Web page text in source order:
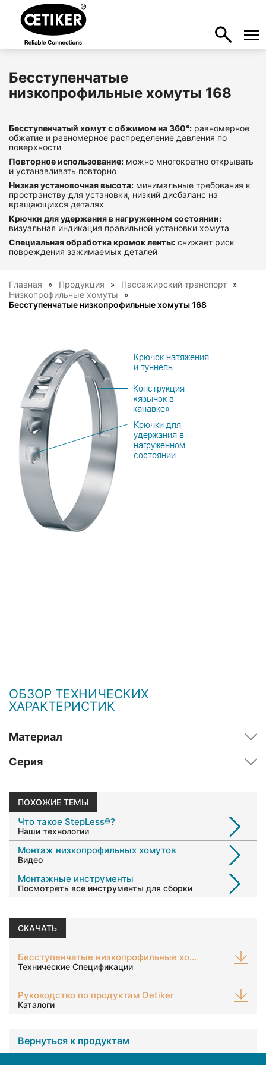
Бесступенчатые
низкопрофильные хомуты 168
Бесступенчатый хомут с обжимом на 360°: равномерное
обжатие и равномерное распределение давления по
поверхности
Повторное использование: можно многократно открывать
и устанавливать повторно
Низкая установочная высота: минимальные требования к
пространству для установки, низкий дисбаланс на
вращающихся деталях
Крючки для удержания в нагруженном состоянии:
визуальная индикация правильной установки хомута
Специальная обработка кромок ленты: снижает риск
повреждения зажимаемых деталей
Главная Продукция
Пассажирский транспорт
Низкопрофильные хомуты
Бесступенчатые низкопрофильные хомуты 168
ОБЗОР ТЕХНИЧЕСКИХ
ХАРАКТЕРИСТИК
Материал
Серия
ПОХОЖИЕ ТЕМЫ
Что такое StepLess®?
Наши технологии
Монтаж низкопрофильных хомутов
Видео
Монтажные инструменты
Посмотреть все инструменты для сборки
СКАЧАТЬ
Бесступенчатые низкопрофильные хомуты 168
Технические Спецификации
Руководство по продуктам Oetiker
Каталоги
Вернуться к продуктам